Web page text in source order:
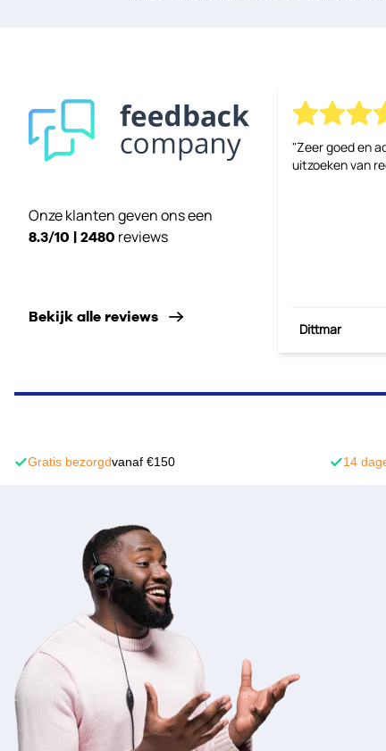
Onze klanten geven ons een
8.3/10 | 2480 reviews
Bekijk alle reviews
"Zeer goed en
uitzoeken van
Dittmar
Gratis bezorgdvanaf €150 14